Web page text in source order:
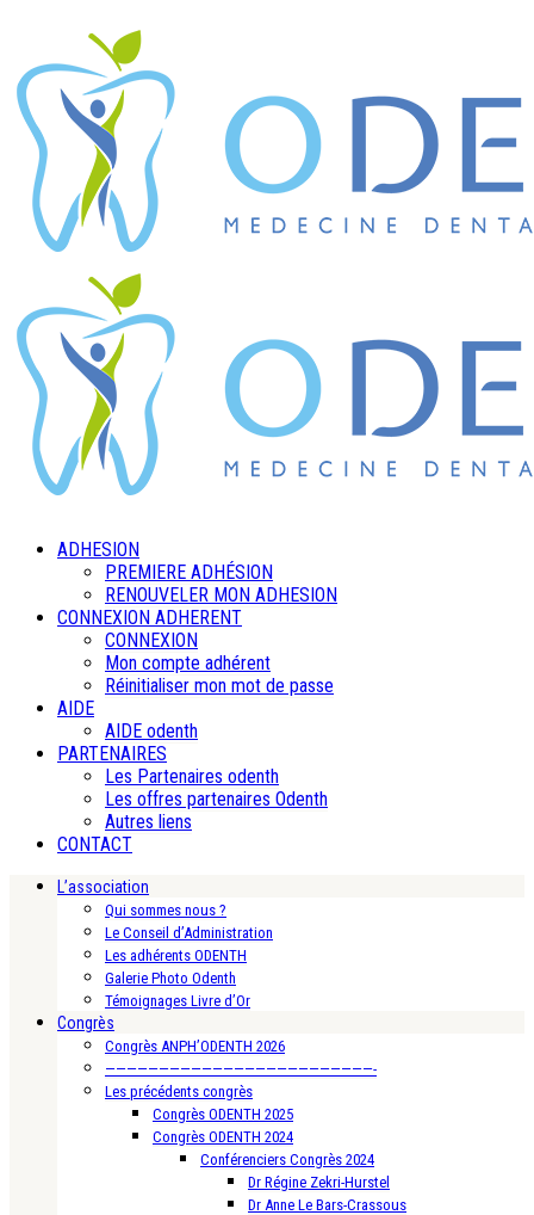
ADHESION
PREMIERE ADHÉSION
RENOUVELER MON ADHESION
CONNEXION ADHERENT
CONNEXION
Mon compte adhérent
Réinitialiser mon mot de passe
AIDE
AIDE odenth
PARTENAIRES
Les Partenaires odenth
Les offres partenaires Odenth
Autres liens
CONTACT
L’association
Qui sommes nous ?
Le Conseil d’Administration
Les adhérents ODENTH
Galerie Photo Odenth
Témoignages Livre d’Or
Congrès
Congrès ANPH’ODENTH 2026
—————————————————————————-
Les précédents congrès
Congrès ODENTH 2025
Congrès ODENTH 2024
Conférenciers Congrès 2024
Dr Régine Zekri-Hurstel
Dr Anne Le Bars-Crassous